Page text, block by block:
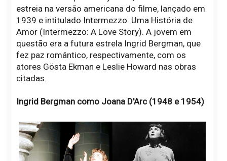
estreia na versão americana do filme, lançado em
1939 e intitulado Intermezzo: Uma História de
Amor (Intermezzo: A Love Story). A jovem em
questão era a futura estrela Ingrid Bergman, que
fez paz romântico, respectivamente, com os
atores Gösta Ekman e Leslie Howard nas obras
citadas.
Ingrid Bergman como Joana D'Arc (1948 e 1954)